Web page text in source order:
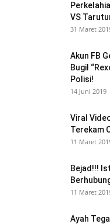
VS
31 Maret
Akun FB
Bugil
Polisi!
14 Juni 2019
Viral
Terekam
11 Maret
Bejad!!!
11 Maret
Ayah